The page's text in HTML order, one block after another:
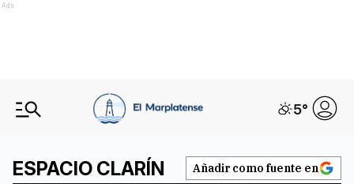
Ads
5°
ESPACIO CLARÍN Añadir como fuente en